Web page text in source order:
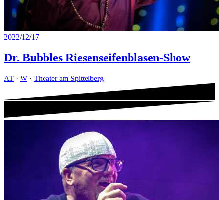
2022/12/17
Dr. Bubbles Riesenseifenblasen-Show
AT · W · Theater am Spittelberg